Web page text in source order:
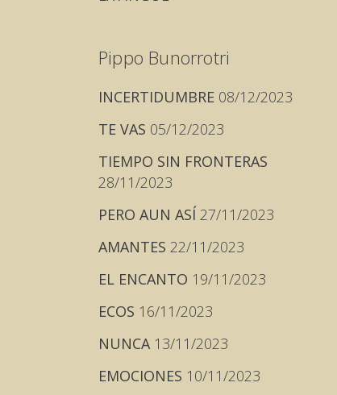
Pippo Bunorrotri
INCERTIDUMBRE 08/12/2023
TE VAS 05/12/2023
TIEMPO SIN FRONTERAS
28/11/2023
PERO AUN ASÍ 27/11/2023
AMANTES 22/11/2023
EL ENCANTO 19/11/2023
ECOS 16/11/2023
NUNCA 13/11/2023
EMOCIONES 10/11/2023